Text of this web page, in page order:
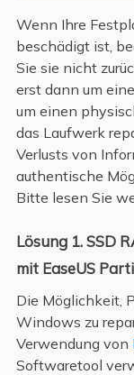
Wenn Ihre
beschädigt ist,
Sie sie nicht
erst dann um
um einen
das Laufwerk
Verlusts von
authentische
Bitte lesen Sie
Lösung 1. SSD
mit EaseUS
Die Möglichkeit,
Windows zu
Verwendung von
Softwaretool